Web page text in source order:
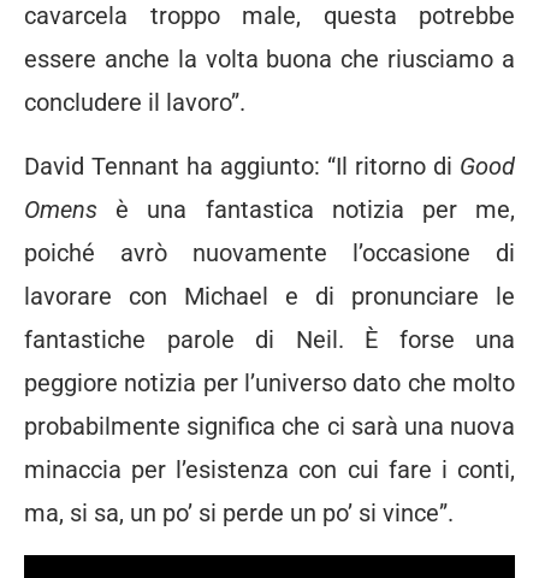
cavarcela troppo male, questa potrebbe
essere anche la volta buona che riusciamo a
concludere il lavoro”.
David Tennant ha aggiunto: “Il ritorno di Good
Omens è una fantastica notizia per me,
poiché avrò nuovamente l’occasione di
lavorare con Michael e di pronunciare le
fantastiche parole di Neil. È forse una
peggiore notizia per l’universo dato che molto
probabilmente significa che ci sarà una nuova
minaccia per l’esistenza con cui fare i conti,
ma, si sa, un po’ si perde un po’ si vince”.